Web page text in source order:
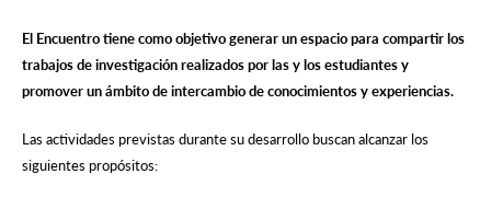
El Encuentro tiene como objetivo generar un espacio para compartir los
trabajos de investigación realizados por las y los estudiantes y
promover un ámbito de intercambio de conocimientos y experiencias.
Las actividades previstas durante su desarrollo buscan alcanzar los
siguientes propósitos: